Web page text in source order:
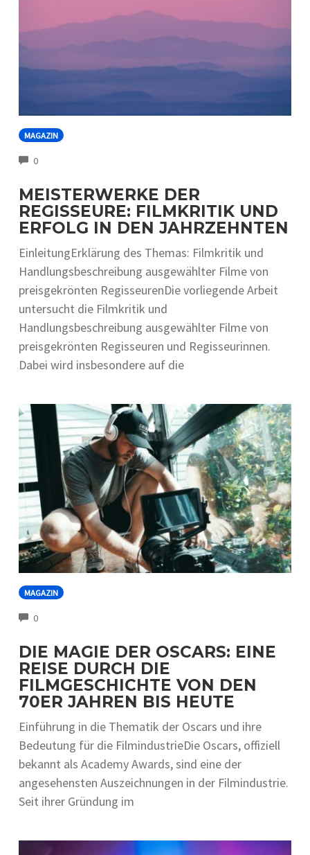
MAGAZIN
0COMMENTS
MEISTERWERKE DER
REGISSEURE: FILMKRITIK UND
ERFOLG IN DEN JAHRZEHNTEN
EinleitungErklärung des Themas: Filmkritik und
Handlungsbeschreibung ausgewählter Filme von
preisgekrönten RegisseurenDie vorliegende Arbeit
untersucht die Filmkritik und
Handlungsbeschreibung ausgewählter Filme von
preisgekrönten Regisseuren und Regisseurinnen.
Dabei wird insbesondere auf die
MAGAZIN
0COMMENTS
DIE MAGIE DER OSCARS: EINE
REISE DURCH DIE
FILMGESCHICHTE VON DEN
70ER JAHREN BIS HEUTE
Einführung in die Thematik der Oscars und ihre
Bedeutung für die FilmindustrieDie Oscars, offiziell
bekannt als Academy Awards, sind eine der
angesehensten Auszeichnungen in der Filmindustrie.
Seit ihrer Gründung im